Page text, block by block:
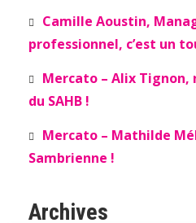
Camille Aoustin,
professionnel, c’est un
Mercato – Alix Tignon,
du SAHB !
Mercato – Mathilde
Sambrienne !
Archives